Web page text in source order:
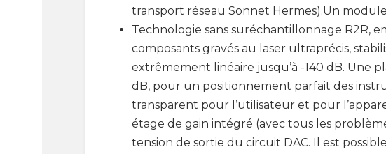
transport réseau Sonnet Hermes).Un
Technologie sans suréchantillonnage R2R,
composants gravés au laser ultraprécis,
extrêmement linéaire jusqu’à -140 dB. Une
dB, pour un positionnement parfait des
transparent pour l’utilisateur et pour
étage de gain intégré (avec tous les
tension de sortie du circuit DAC. Il est